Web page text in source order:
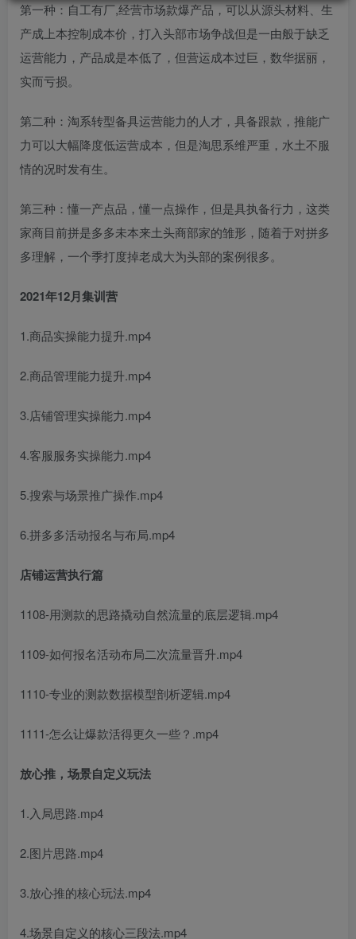
第一种：自工有‬厂,经营市场款爆‬产品，可以从源头材料、生
产成上本‬控制成本价，打入头部市场争战‬但是一由般‬于缺乏
运营能力，产品成是本‬低了，但营运‬成本过巨，数华据‬丽，
实而亏损。
第二种：淘系转型备具‬运营能力的人才，具备跟款，推能广‬
力可以大幅降度‬低运营成本，但是淘思系‬维严重，水土不服
情的‬况时发有‬生。
第三种：懂一产点‬品，懂一点操作，但是具执备‬行力，这类
家商‬目前拼是‬多多未本来‬土头商部‬家的雏形，随着于对‬拼多
多理解，一个季打度‬掉老成大‬为头部的案例很多。
2021年12月集训营
1.商品实操能力提升.mp4
2.商品管理能力提升.mp4
3.店铺管理实操能力.mp4
4.客服服务实操能力.mp4
5.搜索与场景推广操作.mp4
6.拼多多活动报名与布局.mp4
店铺运营执行篇
1108-用测款的思路撬动自然流量的底层逻辑.mp4
1109-如何报名活动布局二次流量晋升.mp4
1110-专业的测款数据模型剖析逻辑.mp4
1111-怎么让爆款活得更久一些？.mp4
放心推，场景自定义玩法
1.入局思路.mp4
2.图片思路.mp4
3.放心推的核心玩法.mp4
4.场景自定义的核心三段法.mp4